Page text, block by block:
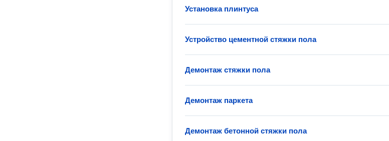
Установка плинтуса
Устройство цементной стяжки пола
Демонтаж стяжки пола
Демонтаж паркета
Демонтаж бетонной стяжки пола